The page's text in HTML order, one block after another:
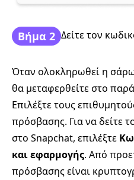
Βήμα 2 Δείτε τον
Όταν ολοκληρωθεί η
θα μεταφερθείτε στο
Επιλέξτε τους
πρόσβασης. Για να δείτε
στο Snapchat, επιλέξτε
και εφαρμογής. Από
πρόσβασης είναι